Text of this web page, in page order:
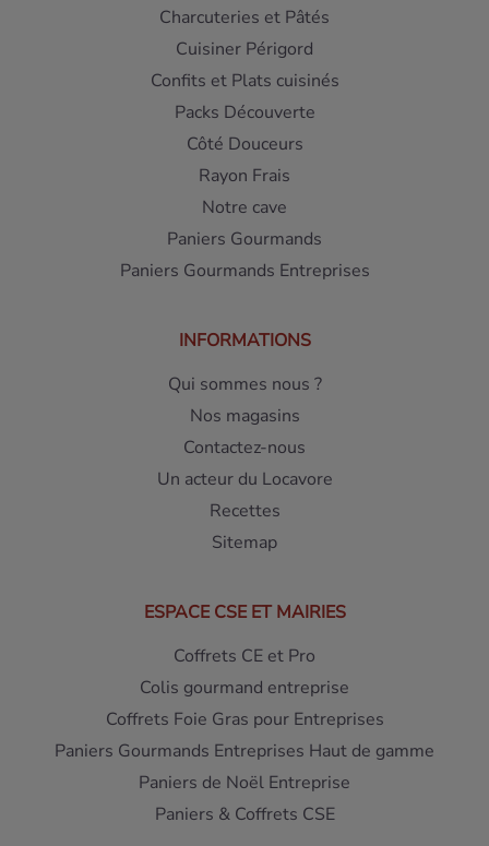
Charcuteries et Pâtés
Cuisiner Périgord
Confits et Plats cuisinés
Packs Découverte
Côté Douceurs
Rayon Frais
Notre cave
Paniers Gourmands
Paniers Gourmands Entreprises
INFORMATIONS
Qui sommes nous ?
Nos magasins
Contactez-nous
Un acteur du Locavore
Recettes
Sitemap
ESPACE CSE ET MAIRIES
Coffrets CE et Pro
Colis gourmand entreprise
Coffrets Foie Gras pour Entreprises
Paniers Gourmands Entreprises Haut de gamme
Paniers de Noël Entreprise
Paniers & Coffrets CSE